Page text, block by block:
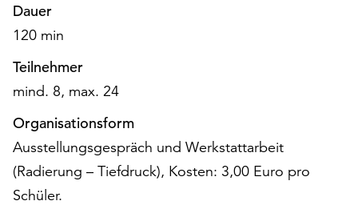
Einstellungen
über
Schaltfläche
„Auswählen“.
Weitere
Informationen
finden
Sie
in
Dauer
120 min
Teilnehmer
mind. 8, max. 24
Organisationsform
Ausstellungsgespräch und Werkstattarbeit
(Radierung – Tiefdruck), Kosten: 3,00 Euro pro
Schüler.